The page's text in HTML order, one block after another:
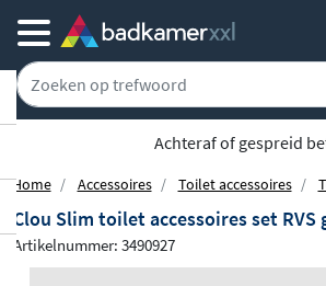
Achteraf of gespreid
Home Accessoires Toilet accessoires
Clou Slim toilet accessoires set RVS
Artikelnummer: 3490927